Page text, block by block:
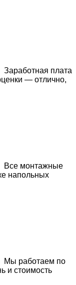
Заработная плата
— отлично,
Все монтажные
напольных
Мы работаем по
и стоимость